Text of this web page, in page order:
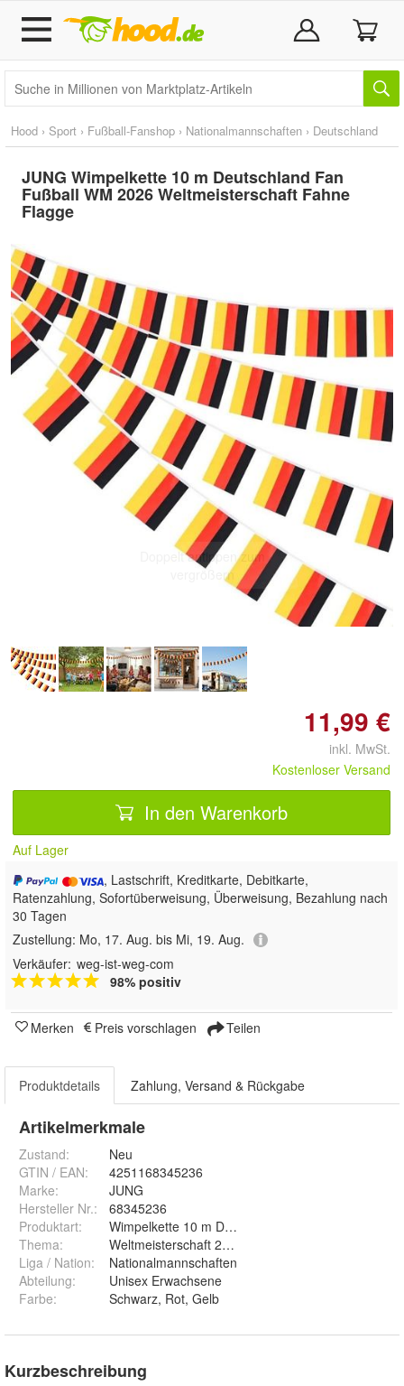
Hood › Sport › Fußball-Fanshop › Nationalmannschaften › Deutschland
JUNG Wimpelkette 10 m Deutschland Fan
Fußball WM 2026 Weltmeisterschaft Fahne
Flagge
Doppelt antippen zum
vergrößern
11,99 €
inkl. MwSt.
Kostenloser Versand
In den Warenkorb
Auf Lager
, Lastschrift, Kreditkarte, Debitkarte,
Ratenzahlung, Sofortüberweisung, Überweisung, Bezahlung nach
30 Tagen
Zustellung: Mo, 17. Aug. bis Mi, 19. Aug.
Verkäufer: weg-ist-weg-com
98% positiv
Merken Preis vorschlagen Teilen
Produktdetails Zahlung, Versand & Rückgabe
Artikelmerkmale
Zustand:
Neu
GTIN / EAN:
4251168345236
Marke:
JUNG
Hersteller Nr.:
68345236
Produktart:
Wimpelkette 10 m Deutschland
Thema:
Weltmeisterschaft 2026
Liga / Nation:
Nationalmannschaften
Abteilung:
Unisex Erwachsene
Farbe: Schwarz, Rot, Gelb
Kurzbeschreibung